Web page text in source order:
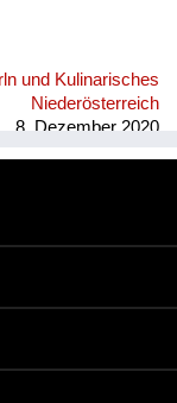
und Kulinarisches
Niederösterreich
8. Dezember 2020